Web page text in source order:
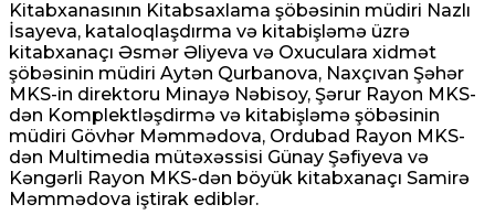
Kitabxanasının Kitabsaxlama şöbəsinin müdiri Nazlı
İsayeva, kataloqlaşdırma və kitabişləmə üzrə
kitabxanaçı Əsmər Əliyeva və Oxuculara xidmət
şöbəsinin müdiri Aytən Qurbanova, Naxçıvan Şəhər
MKS-in direktoru Minayə Nəbisoy, Şərur Rayon MKS-
dən Komplektləşdirmə və kitabişləmə şöbəsinin
müdiri Gövhər Məmmədova, Ordubad Rayon MKS-
dən Multimedia mütəxəssisi Günay Şəfiyeva və
Kəngərli Rayon MKS-dən böyük kitabxanaçı Samirə
Məmmədova iştirak ediblər.